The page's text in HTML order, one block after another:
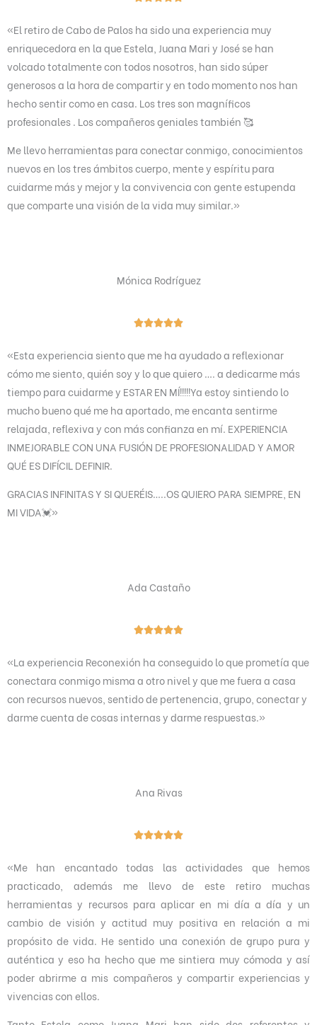
l
o
r
a
d
o
«El retiro de Cabo de Palos ha sido una experiencia muy
enriquecedora en la que Estela, Juana Mari y José se han
volcado totalmente con todos nosotros, han sido súper
generosos a la hora de compartir y en todo momento nos han
hecho sentir como en casa. Los tres son magníficos
profesionales . Los compañeros geniales también 🥰
Me llevo herramientas para conectar conmigo, conocimientos
nuevos en los tres ámbitos cuerpo, mente y espíritu para
cuidarme más y mejor y la convivencia con gente estupenda
que comparte una visión de la vida muy similar.»
Mónica Rodríguez
V
l
o
r
a
d
o
«Esta experiencia siento que me ha ayudado a reflexionar
cómo me siento, quién soy y lo que quiero …. a dedicarme más
tiempo para cuidarme y ESTAR EN MÍ!!!!!Ya estoy sintiendo lo
mucho bueno qué me ha aportado, me encanta sentirme
relajada, reflexiva y con más confianza en mí. EXPERIENCIA
INMEJORABLE CON UNA FUSIÓN DE PROFESIONALIDAD Y AMOR
QUÉ ES DIFÍCIL DEFINIR.
GRACIAS INFINITAS Y SI QUERÉIS…..OS QUIERO PARA SIEMPRE, EN
MI VIDA💓»
Ada Castaño
V
l
o
r
a
5
e
5
«La experiencia Reconexión ha conseguido lo que prometía que
conectara conmigo misma a otro nivel y que me fuera a casa
con recursos nuevos, sentido de pertenencia, grupo, conectar y
darme cuenta de cosas internas y darme respuestas.»
Ana Rivas
V
o
r
a
d
o
«Me han encantado todas las actividades que hemos
practicado, además me llevo de este retiro muchas
herramientas y recursos para aplicar en mi día a día y un
cambio de visión y actitud muy positiva en relación a mi
propósito de vida. He sentido una conexión de grupo pura y
auténtica y eso ha hecho que me sintiera muy cómoda y así
poder abrirme a mis compañeros y compartir experiencias y
vivencias con ellos.